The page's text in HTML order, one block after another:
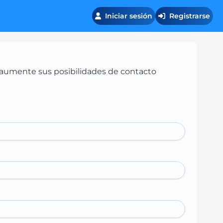
Iniciar sesión Registrarse
sus posibilidades de contacto